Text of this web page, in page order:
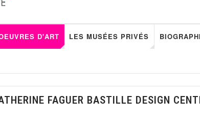
D'ART LES MUSÉES PRIVÉS
FAGUER BASTILLE DESIGN